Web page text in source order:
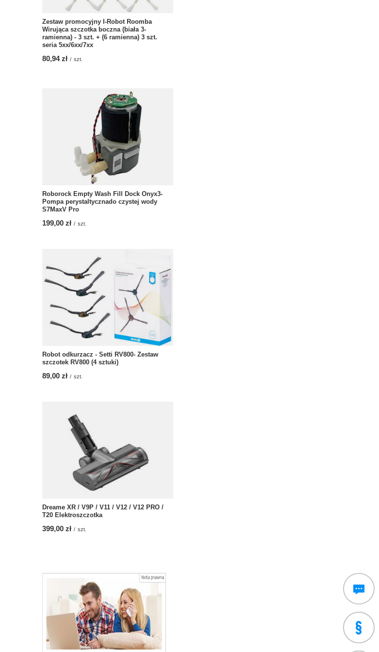
Zestaw promocyjny I-Robot Roomba
Wirująca szczotka boczna (biała 3-
ramienna) - 3 szt. + (6 ramienna) 3 szt.
seria 5xx/6xx/7xx
80,94 zł / szt.
Roborock Empty Wash Fill Dock Onyx3-
Pompa perystaltycznado czystej wody
S7MaxV Pro
199,00 zł / szt.
Robot odkurzacz - Setti RV800- Zestaw
szczotek RV800 (4 sztuki)
89,00 zł / szt.
Dreame XR / V9P / V11 / V12 / V12 PRO /
T20 Elektroszczotka
399,00 zł / szt.